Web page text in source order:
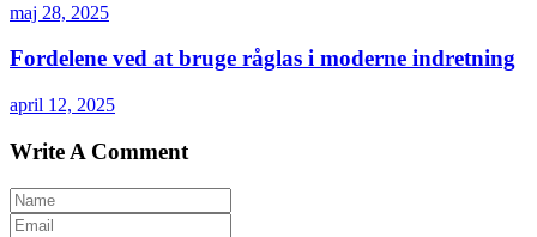
maj 28, 2025
Fordelene ved at bruge råglas i moderne indretning
april 12, 2025
Write A Comment